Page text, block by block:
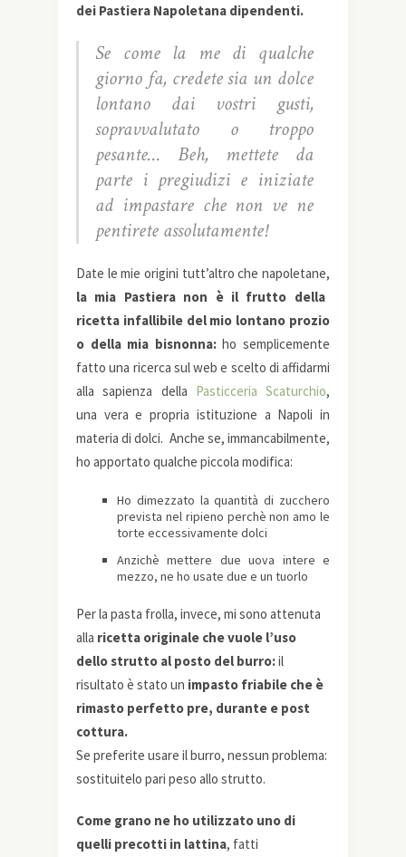
dei Pastiera Napoletana dipendenti.
Se come la me di qualche
giorno fa, credete sia un dolce
lontano dai vostri gusti,
sopravvalutato o troppo
pesante… Beh, mettete da
parte i pregiudizi e iniziate
ad impastare che non ve ne
pentirete assolutamente!
Date le mie origini tutt’altro che napoletane,
la mia Pastiera non è il frutto della
ricetta infallibile del mio lontano prozio
o della mia bisnonna:ho semplicemente
fatto una ricerca sul web e scelto di affidarmi
alla sapienza della Pasticceria Scaturchio,
una vera e propria istituzione a Napoli in
materia di dolci. Anche se, immancabilmente,
ho apportato qualche piccola modifica:
Ho dimezzato la quantità di zucchero
prevista nel ripieno perchè non amo le
torte eccessivamente dolci
Anzichè mettere due uova intere e
mezzo, ne ho usate due e un tuorlo
Per la pasta frolla, invece, mi sono attenuta
alla ricetta originale che vuole l’uso
dello strutto al posto del burro:il
risultato è stato un impasto friabile che è
rimasto perfetto pre, durante e post
cottura.
Se preferite usare il burro, nessun problema:
sostituitelo pari peso allo strutto.
Come grano ne ho utilizzato uno di
quelli precotti in lattina, fatti